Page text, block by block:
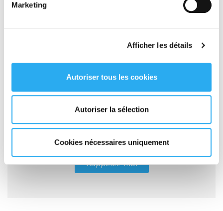
Marketing
Afficher les détails
Autoriser tous les cookies
Autoriser la sélection
Cookies nécessaires uniquement
Votre devis EXPRESS en ligne
GRATUIT
Rappelez-moi